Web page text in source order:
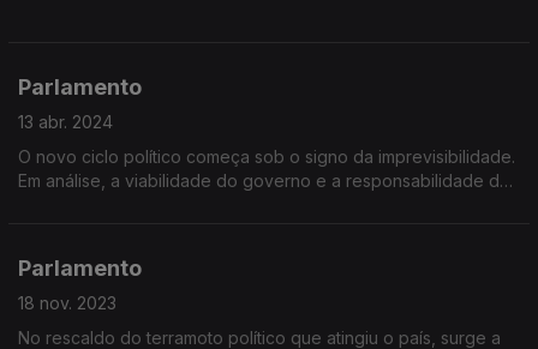
Parlamento
13 abr. 2024
O novo ciclo político começa sob o signo da imprevisibilidade.
Em análise, a viabilidade do governo e a responsabilidade da
Parlamento
18 nov. 2023
No rescaldo do terramoto político que atingiu o país, surge a